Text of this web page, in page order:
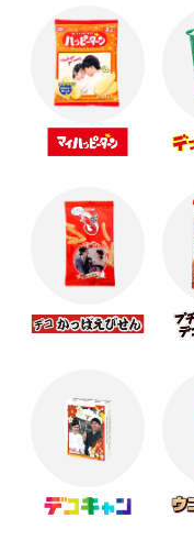
父の日に贈るおす
母の日に送るギ
☆春のイベント
ギフト！
バレンタインは
オリジナルギフ
クリスマスにお
寒くなる季節に
ようっ
【ハロウィンま
ト！